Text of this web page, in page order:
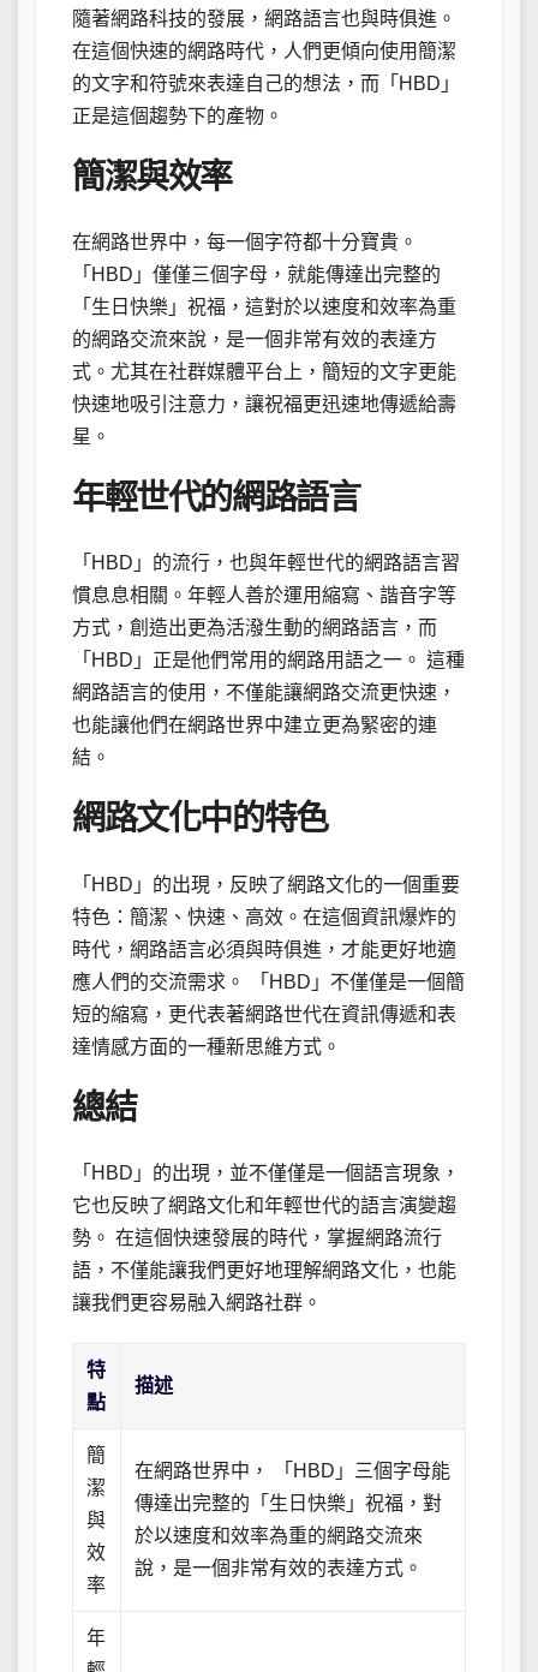
隨著網路科技的發展，網路語言也與時俱進。
在這個快速的網路時代，人們更傾向使用簡潔
的文字和符號來表達自己的想法，而「HBD」
正是這個趨勢下的產物。
簡潔與效率
在網路世界中，每一個字符都十分寶貴。
「HBD」僅僅三個字母，就能傳達出完整的
「生日快樂」祝福，這對於以速度和效率為重
的網路交流來說，是一個非常有效的表達方
式。尤其在社群媒體平台上，簡短的文字更能
快速地吸引注意力，讓祝福更迅速地傳遞給壽
星。
年輕世代的網路語言
「HBD」的流行，也與年輕世代的網路語言習
慣息息相關。年輕人善於運用縮寫、諧音字等
方式，創造出更為活潑生動的網路語言，而
「HBD」正是他們常用的網路用語之一。 這種
網路語言的使用，不僅能讓網路交流更快速，
也能讓他們在網路世界中建立更為緊密的連
結。
網路文化中的特色
「HBD」的出現，反映了網路文化的一個重要
特色：簡潔、快速、高效。在這個資訊爆炸的
時代，網路語言必須與時俱進，才能更好地適
應人們的交流需求。 「HBD」不僅僅是一個簡
短的縮寫，更代表著網路世代在資訊傳遞和表
達情感方面的一種新思維方式。
總結
「HBD」的出現，並不僅僅是一個語言現象，
它也反映了網路文化和年輕世代的語言演變趨
勢。 在這個快速發展的時代，掌握網路流行
語，不僅能讓我們更好地理解網路文化，也能
讓我們更容易融入網路社群。
特
點
描述
簡
潔
與
效
率
在網路世界中， 「HBD」三個字母能
傳達出完整的「生日快樂」祝福，對
於以速度和效率為重的網路交流來
說，是一個非常有效的表達方式。
年